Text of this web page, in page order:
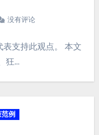
没有评论
支持此观点。 本文
狂…
例